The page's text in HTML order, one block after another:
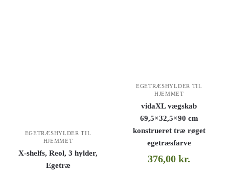
EGETRÆSHYLDER TIL
HJEMMET
X-shelfs, Reol, 3 hylder,
Egetræ
EGETRÆSHYLDER TIL
HJEMMET
vidaXL vægskab
69,5×32,5×90 cm
konstrueret træ røget
egetræsfarve
376,00kr.